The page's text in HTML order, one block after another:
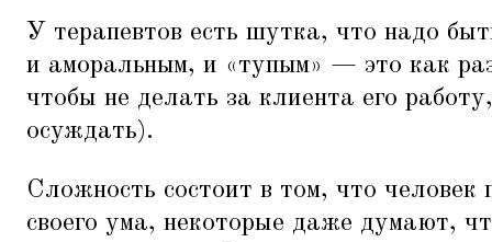
У терапевтов есть шутка, что надо
и аморальным, и «тупым» — это как
чтобы не делать за клиента его
осуждать).
Сложность состоит в том, что человек
своего ума, некоторые даже думают,